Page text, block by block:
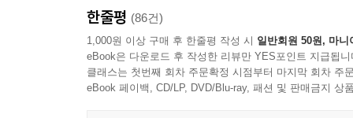
한줄평 (86건)
1,000원 이상 구매 후 한줄평 작성 시 일반회원 50원, 마니
eBook은 다운로드 후 작성한 리뷰만 YES포인트 지급됩니
클래스는 첫번째 회차 주문확정 시점부터 마지막 회차 주
eBook 페이백, CD/LP, DVD/Blu-ray, 패션 및 판매금지 상